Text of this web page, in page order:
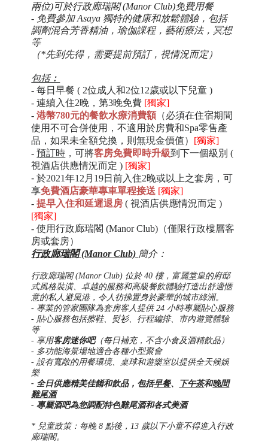
兩位)可於行政廊瑞閣 (Manor Club)免費用餐
- 免費參加 Asaya 獨特的健康和放鬆體驗，包括
調劑混合芳香精油，瑜伽課程，藝術療法，冥想
等
（*先到先得，需要提前預訂，視情況而定）
包括︰
- 每日早餐 ( 2位成人和2位12歲或以下兒童 )
- 連續入住2晚，第3晚免費 [獨家]
-港幣780元的餐飲水療消費額（必須在住宿期間
使用不可合併使用，不適用於房費和Spa零售產
品 ，如果未全額兌換，則無現金價值） [獨家]
-預訂時 ，可將客房免費即時升級到下一個級別 (
視酒店供應情況而定 ) [獨家]
-於2021年12月19日前入住2晚或以上之套房，可
享免費酒店豪華專車單程接送 [獨家]
-提早入住和延遲退房( 視酒店供應情況而定 )
[獨家]
-使用行政廊瑞閣 (Manor Club)（僅限行政樓層客
房或套房）
行政廊瑞閣 (Manor Club) 簡介：
行政廊瑞閣 (Manor Club) 位於 40 樓，富麗堂皇的府邸
式風格裝潢、卓越的服務和高級餐飲體驗打造出舒適愜
意的私人避風港，令人彷彿置身於豪華的城市綠洲。
- 專業的管家團隊為套房客人提供 24 小時專屬貼心服務
- 貼心服務包括擦鞋、熨衫、行程編排、市內遊覽體驗
等
- 享用客房迷你吧（每日補充，不含小食及酒精飲品）
- 多功能海景場地適合各種小型聚會
- 設有寬敞的用餐環境、桌球和遊樂室以提供全天候娛
樂
- 全日供應精美佳餚和飲品，包括早餐、 下午茶和晚間
雞尾酒
- 專屬酒吧為您調配特色雞尾酒和各式美酒
* 兒童政策：每晚 8 點後，13 歲以下小童不得進入行政
廊瑞閣。